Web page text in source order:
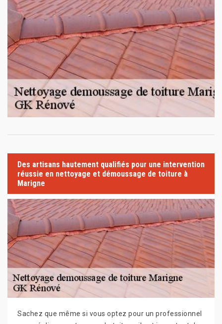
Des artisans hautement qualifiés pour une intervention
réussie en nettoyage et démoussage de toiture à
Marigne
Sachez que même si vous optez pour un professionnel